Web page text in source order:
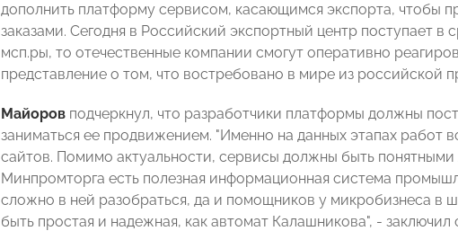
дополнить платформу сервисом, касающимся экспорта, чтобы
заказами. Сегодня в Российский экспортный центр поступает в
мсп.ры, то отечественные компании смогут оперативно
представление о том, что востребовано в мире из российской
Майоров подчеркнул, что разработчики платформы должны
заниматься ее продвижением. "Именно на данных этапах работ
сайтов. Помимо актуальности, сервисы должны быть
Минпромторга есть полезная информационная система
сложно в ней разобраться, да и помощников у микробизнеса в
быть простая и надежная, как автомат Калашникова", - заключил